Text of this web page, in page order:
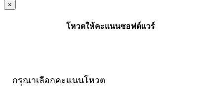
×
โหวตให้คะแนนซอฟต์แวร์
กรุณาเลือกคะแนนโหวต